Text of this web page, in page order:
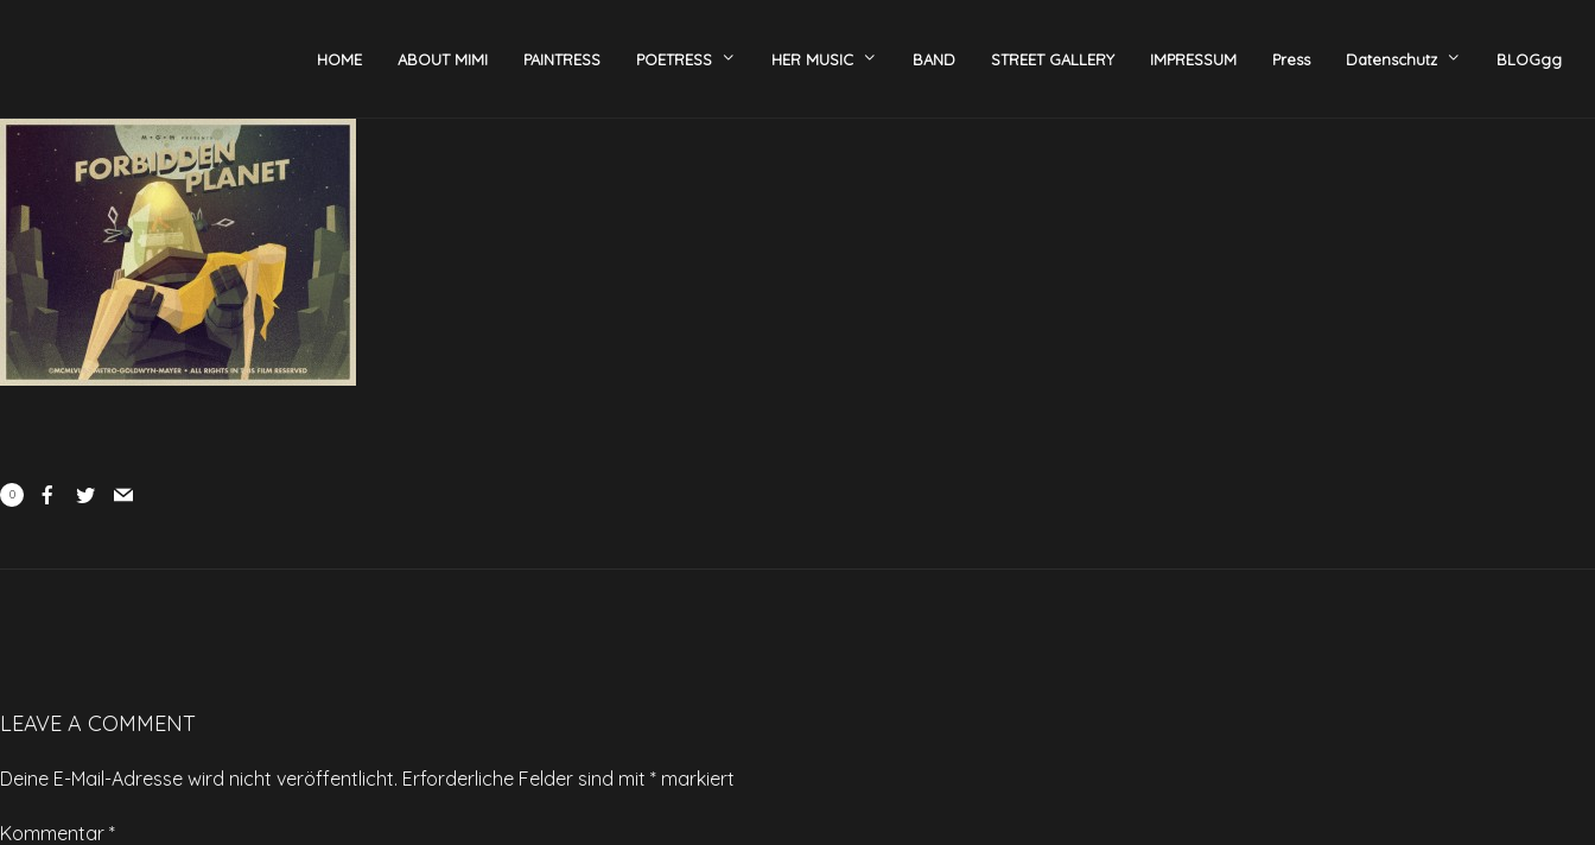
HOME ABOUT MIMI PAINTRESS POETRESS HER MUSIC BAND STREET GALLERY IMPRESSUM Press Datenschutz BLOGgg
0
LEAVE A COMMENT
Deine E-Mail-Adresse wird nicht veröffentlicht. Erforderliche Felder sind mit * markiert
Kommentar *